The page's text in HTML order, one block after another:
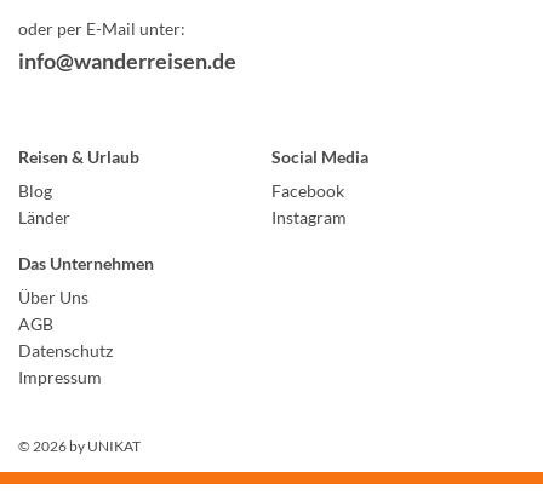
oder per E-Mail unter:
info@wanderreisen.de
Reisen & Urlaub
Blog
Länder
Social Media
Facebook
Instagram
Das Unternehmen
Über Uns
AGB
Datenschutz
Impressum
© 2026 by UNIKAT